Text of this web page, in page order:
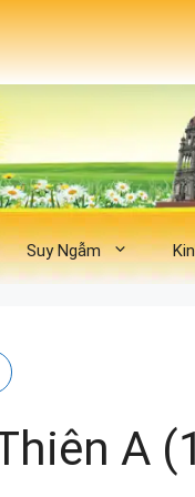
Suy Ngẫm
A